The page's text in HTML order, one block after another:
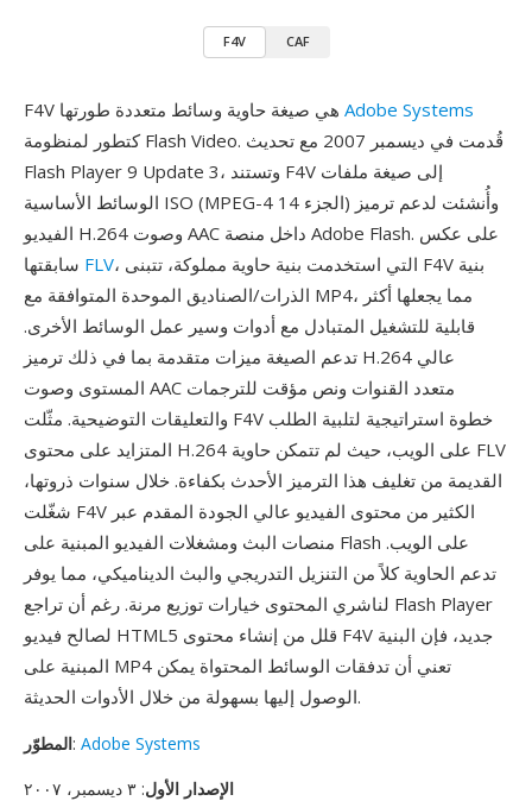
F4V CAF
Adobe Systems
كتطور لمنظومة Flash Video. قُدمت في ديسمبر 2007 مع تحديث
Flash Player 9 Update 3، وتستند F4V إلى صيغة ملفات
الوسائط الأساسية ISO (MPEG-4 الجزء 14) وأُنشئت لدعم ترميز
الفيديو H.264 وصوت AAC داخل منصة Adobe Flash. على عكس
FLV، التي استخدمت بنية حاوية مملوكة، تتبنى F4V بنية
الذرات/الصناديق الموحدة المتوافقة مع MP4، مما يجعلها أكثر
قابلية للتشغيل المتبادل مع أدوات وسير عمل الوسائط الأخرى.
تدعم الصيغة ميزات متقدمة بما في ذلك ترميز H.264 عالي
المستوى وصوت AAC متعدد القنوات ونص مؤقت للترجمات
والتعليقات التوضيحية. مثّلت F4V خطوة استراتيجية لتلبية الطلب
المتزايد على محتوى H.264 على الويب، حيث لم تتمكن حاوية FLV
القديمة من تغليف هذا الترميز الأحدث بكفاءة. خلال سنوات ذروتها،
شغّلت F4V الكثير من محتوى الفيديو عالي الجودة المقدم عبر
منصات البث ومشغلات الفيديو المبنية على Flash على الويب.
تدعم الحاوية كلاً من التنزيل التدريجي والبث الديناميكي، مما يوفر
لناشري المحتوى خيارات توزيع مرنة. رغم أن تراجع Flash Player
لصالح فيديو HTML5 قلل من إنشاء محتوى F4V جديد، فإن البنية
المبنية على MP4 تعني أن تدفقات الوسائط المحتواة يمكن
الوصول إليها بسهولة من خلال الأدوات الحديثة.
المطوّر: Adobe Systems
الإصدار الأول: ٣ ديسمبر، ٢٠٠٧